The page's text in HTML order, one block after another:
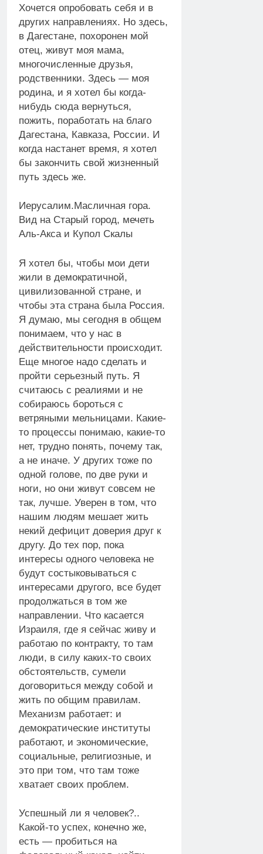
Хочется опробовать себя и в
других направлениях. Но здесь,
в Дагестане, похоронен мой
отец, живут моя мама,
многочисленные друзья,
родственники. Здесь — моя
родина, и я хотел бы когда-
нибудь сюда вернуться,
пожить, поработать на благо
Дагестана, Кавказа, России. И
когда настанет время, я хотел
бы закончить свой жизненный
путь здесь же.
Иерусалим.Масличная гора.
Вид на Старый город, мечеть
Аль-Акса и Купол Скалы
Я хотел бы, чтобы мои дети
жили в демократичной,
цивилизованной стране, и
чтобы эта страна была Россия.
Я думаю, мы сегодня в общем
понимаем, что у нас в
действительности происходит.
Еще многое надо сделать и
пройти серьезный путь. Я
считаюсь с реалиями и не
собираюсь бороться с
ветряными мельницами. Какие-
то процессы понимаю, какие-то
нет, трудно понять, почему так,
а не иначе. У других тоже по
одной голове, по две руки и
ноги, но они живут совсем не
так, лучше. Уверен в том, что
нашим людям мешает жить
некий дефицит доверия друг к
другу. До тех пор, пока
интересы одного человека не
будут состыковываться с
интересами другого, все будет
продолжаться в том же
направлении. Что касается
Израиля, где я сейчас живу и
работаю по контракту, то там
люди, в силу каких-то своих
обстоятельств, сумели
договориться между собой и
жить по общим правилам.
Механизм работает: и
демократические институты
работают, и экономические,
социальные, религиозные, и
это при том, что там тоже
хватает своих проблем.
Успешный ли я человек?..
Какой-то успех, конечно же,
есть — пробиться на